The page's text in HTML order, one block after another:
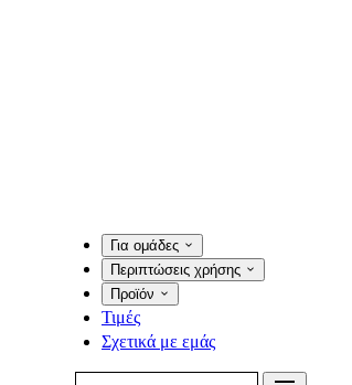
Για ομάδες
Περιπτώσεις χρήσης
Προϊόν
Τιμές
Σχετικά με εμάς